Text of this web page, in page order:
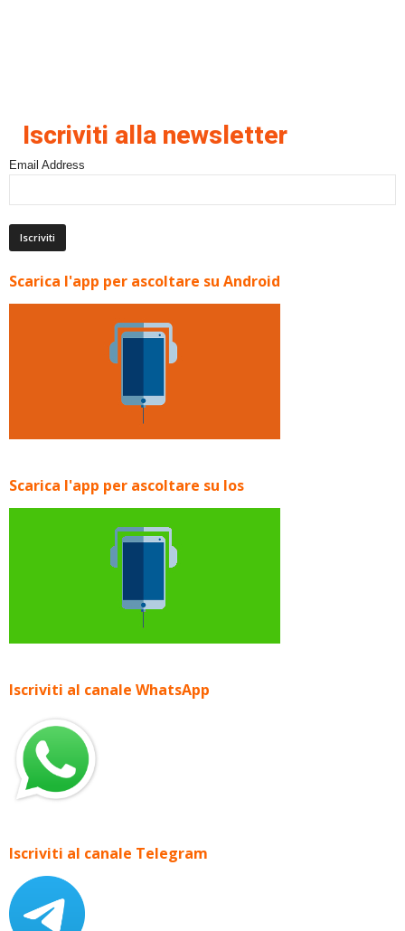
Iscriviti alla newsletter
Email Address
Scarica l'app per ascoltare su Android
Scarica l'app per ascoltare su Ios
Iscriviti al canale WhatsApp
Iscriviti al canale Telegram